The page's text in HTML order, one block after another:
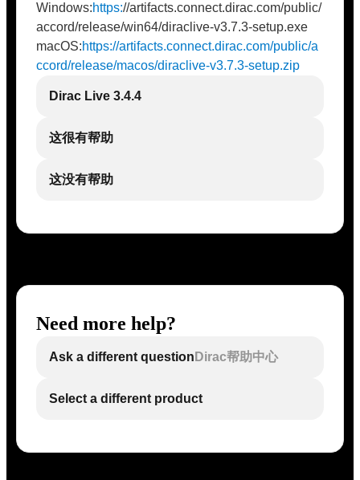
Windows:https://artifacts.connect.dirac.com/public/
accord/release/win64/diraclive-v3.7.3-setup.exe
macOS:https://artifacts.connect.dirac.com/public/a
ccord/release/macos/diraclive-v3.7.3-setup.zip
Dirac Live 3.4.4
这很有帮助
这没有帮助
Need more help?
Ask a different question Dirac帮助中心
Select a different product